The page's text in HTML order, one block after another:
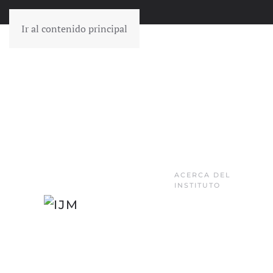
Ir al contenido principal
ACERCA DEL
INSTITUTO